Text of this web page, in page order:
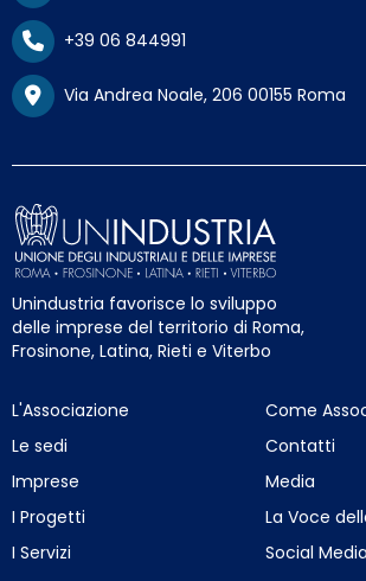
+39 06 844991
Via Andrea Noale, 206 00155 Roma
Unindustria favorisce lo sviluppo
delle imprese del territorio di Roma,
Frosinone, Latina, Rieti e Viterbo
L'Associazione
Le sedi
Imprese
I Progetti
I Servizi
Come
Contatti
Media
La Voce
Social